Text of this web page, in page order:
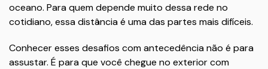
oceano. Para quem depende muito dessa rede no
cotidiano, essa distância é uma das partes mais difíceis.
Conhecer esses desafios com antecedência não é para
assustar. É para que você chegue no exterior com